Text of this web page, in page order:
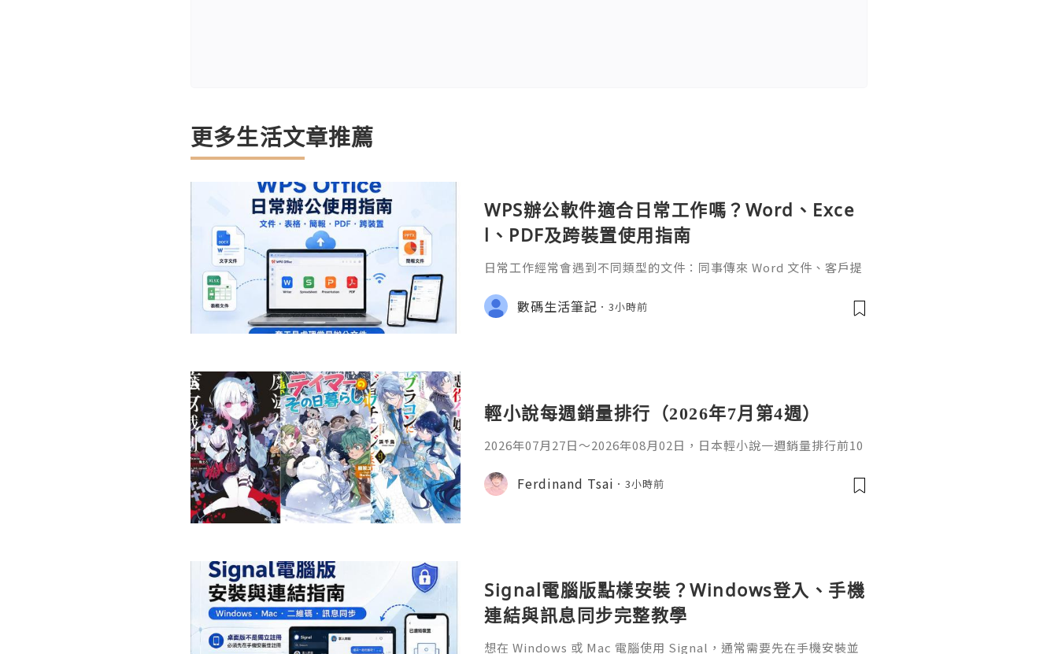
更多生活文章推薦
WPS辦公軟件適合日常工作嗎？Word、Exce
l、PDF及跨裝置使用指南
日常工作經常會遇到不同類型的文件：同事傳來 Word 文件、客戶提
PDF。 如果每種文件都要使用不同程式，處理起來比較零散。因此不
少人會接觸 WPS Offic
數碼生活筆記 3小時前
輕小說每週銷量排行（2026年7月第4週）
2026年07月27日〜2026年08月02日，日本輕小說一週銷量排行前10
首・文字插畫：すがわらおむ,maruchi出版社：角川發售日：2026
年08月銷售數：10,281部2. 落後的馴獸師慢生活16作者：棚架ユウ
Ferdinand Tsai 3小時前
Signal電腦版點樣安裝？Windows登入、手機
連結與訊息同步完整教學
想在 Windows 或 Mac 電腦使用 Signal，通常需要先在手機安裝並